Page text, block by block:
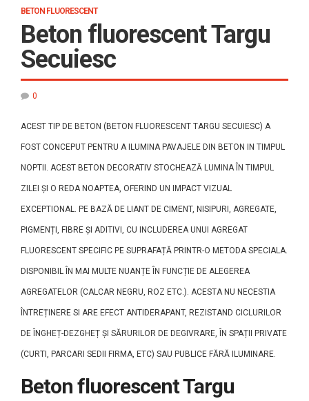
BETON FLUORESCENT
Beton fluorescent Targu
Secuiesc
0
ACEST TIP DE BETON (BETON FLUORESCENT TARGU SECUIESC) A
FOST CONCEPUT PENTRU A ILUMINA PAVAJELE DIN BETON IN TIMPUL
NOPTII. ACEST BETON DECORATIV STOCHEAZĂ LUMINA ÎN TIMPUL
ZILEI ȘI O REDA NOAPTEA, OFERIND UN IMPACT VIZUAL
EXCEPTIONAL. PE BAZĂ DE LIANT DE CIMENT, NISIPURI, AGREGATE,
PIGMENȚI, FIBRE ȘI ADITIVI, CU INCLUDEREA UNUI AGREGAT
FLUORESCENT SPECIFIC PE SUPRAFAȚĂ PRINTR-O METODA SPECIALA.
DISPONIBIL ÎN MAI MULTE NUANȚE ÎN FUNCȚIE DE ALEGEREA
AGREGATELOR (CALCAR NEGRU, ROZ ETC.). ACESTA NU NECESTIA
ÎNTREȚINERE SI ARE EFECT ANTIDERAPANT, REZISTAND CICLURILOR
DE ÎNGHEȚ-DEZGHEȚ ȘI SĂRURILOR DE DEGIVRARE, ÎN SPAȚII PRIVATE
(CURTI, PARCARI SEDII FIRMA, ETC) SAU PUBLICE FĂRĂ ILUMINARE.
Beton fluorescent Targu